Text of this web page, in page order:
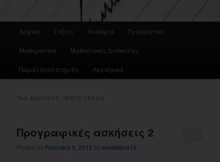
Αρχική Τάξεις Λυσάρια Γραμματική
Μαθηματικά Μαθησιακές Δυσκολίες
Παράλληλη στήριξη Λογισμικά
TAG ARCHIVES: ΠΡΏΤΗ ΓΡΑΦΉ
Προγραφικές ασκήσεις 2
Posted on February 6, 2013 byemathima13